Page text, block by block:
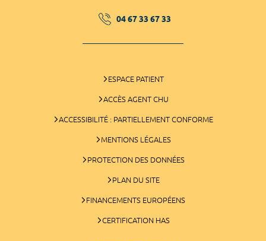
04 67 33 67 33
ESPACE PATIENT
ACCÈS AGENT CHU
ACCESSIBILITÉ : PARTIELLEMENT CONFORME
MENTIONS LÉGALES
PROTECTION DES DONNÉES
PLAN DU SITE
FINANCEMENTS EUROPÉENS
CERTIFICATION HAS